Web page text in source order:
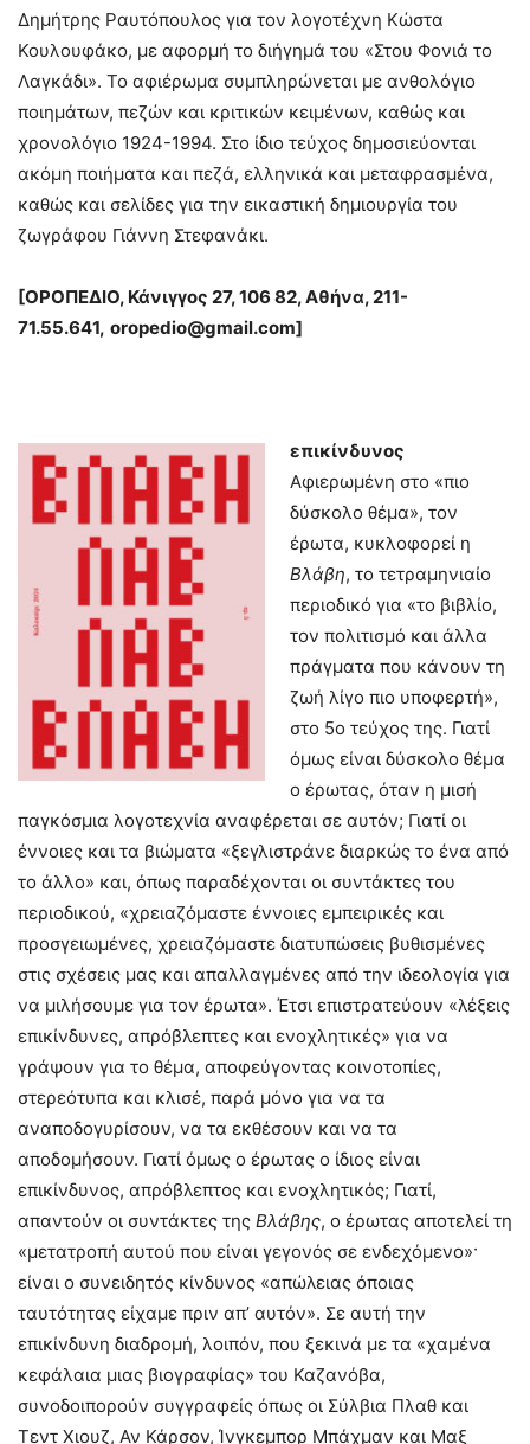
Δημήτρης Ραυτόπουλος για τον λογοτέχνη Κώστα
Κουλουφάκο, με αφορμή το διήγημά του «Στου Φονιά το
Λαγκάδι». Το αφιέρωμα συμπληρώνεται με ανθολόγιο
ποιημάτων, πεζών και κριτικών κειμένων, καθώς και
χρονολόγιο 1924-1994. Στο ίδιο τεύχος δημοσιεύονται
ακόμη ποιήματα και πεζά, ελληνικά και μεταφρασμένα,
καθώς και σελίδες για την εικαστική δημιουργία του
ζωγράφου Γιάννη Στεφανάκι.
[ΟΡΟΠΕΔΙΟ, Κάνιγγος 27, 106 82, Αθήνα, 211-
71.55.641, oropedio@gmail.com]
επικίνδυνος
Αφιερωμένη στο «πιο
δύσκολο θέμα», τον
έρωτα, κυκλοφορεί η
Βλάβη, το τετραμηνιαίο
περιοδικό για «το βιβλίο,
τον πολιτισμό και άλλα
πράγματα που κάνουν τη
ζωή λίγο πιο υποφερτή»,
στο 5ο τεύχος της. Γιατί
όμως είναι δύσκολο θέμα
ο έρωτας, όταν η μισή
παγκόσμια λογοτεχνία αναφέρεται σε αυτόν; Γιατί οι
έννοιες και τα βιώματα «ξεγλιστράνε διαρκώς το ένα από
το άλλο» και, όπως παραδέχονται οι συντάκτες του
περιοδικού, «χρειαζόμαστε έννοιες εμπειρικές και
προσγειωμένες, χρειαζόμαστε διατυπώσεις βυθισμένες
στις σχέσεις μας και απαλλαγμένες από την ιδεολογία για
να μιλήσουμε για τον έρωτα». Έτσι επιστρατεύουν «λέξεις
επικίνδυνες, απρόβλεπτες και ενοχλητικές» για να
γράψουν για το θέμα, αποφεύγοντας κοινοτοπίες,
στερεότυπα και κλισέ, παρά μόνο για να τα
αναποδογυρίσουν, να τα εκθέσουν και να τα
αποδομήσουν. Γιατί όμως ο έρωτας ο ίδιος είναι
επικίνδυνος, απρόβλεπτος και ενοχλητικός; Γιατί,
απαντούν οι συντάκτες της Βλάβης, ο έρωτας αποτελεί τη
«μετατροπή αυτού που είναι γεγονός σε ενδεχόμενο»·
είναι ο συνειδητός κίνδυνος «απώλειας όποιας
ταυτότητας είχαμε πριν απ’ αυτόν». Σε αυτή την
επικίνδυνη διαδρομή, λοιπόν, που ξεκινά με τα «χαμένα
κεφάλαια μιας βιογραφίας» του Καζανόβα,
συνοδοιπορούν συγγραφείς όπως οι Σύλβια Πλαθ και
Τεντ Χιουζ, Αν Κάρσον, Ίνγκεμπορ Μπάχμαν και Μαξ